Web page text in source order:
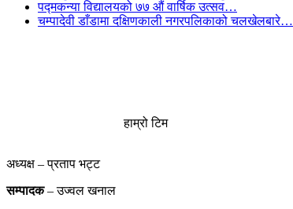
पद्मकन्या विद्यालयको ७७ औं ‌‌वार्षिक ‌उत्सव…
चम्पादेवी डाँडामा दक्षिणकाली नगरपलिकाको चलखेलबारे…
हाम्रो टिम
अध्यक्ष – प्रताप भट्ट
सम्पादक– उज्वल खनाल